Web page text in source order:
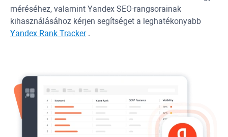
méréséhez, valamint Yandex SEO-rangsorainak
kihasználásához kérjen segítséget a leghatékonyabb
Yandex Rank Tracker.